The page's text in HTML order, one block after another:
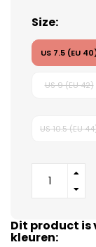
Size:
US 7.5 (EU
US 9 (EU 42)
US 10.5 (EU
Dit product is
kleuren: